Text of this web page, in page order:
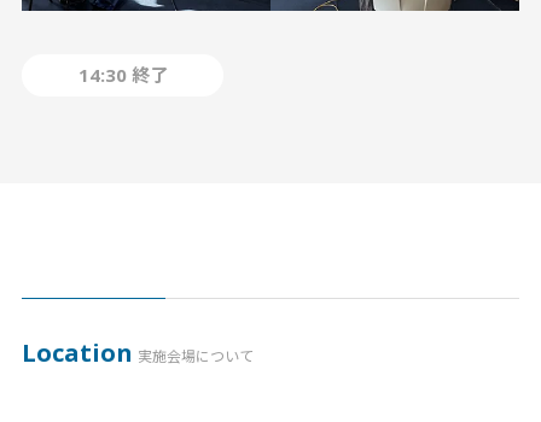
14:30 終了
Location 実施会場について